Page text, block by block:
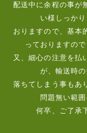
配送中に余程の事が
い様しっか
おりますので、基本
っておりますの
又、細心の注意を払
が、輸送時
落ちてしまう事もあ
問題無い範
何卒、ご了承